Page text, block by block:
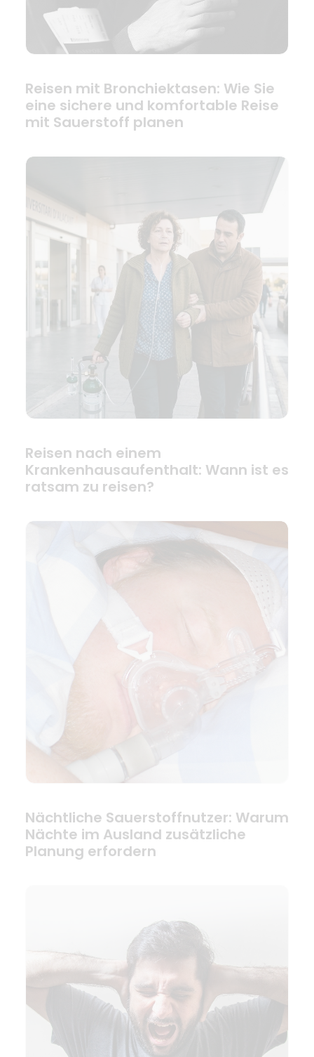
Reisen mit Bronchiektasen: Wie Sie
eine sichere und komfortable Reise
mit Sauerstoff planen
Reisen nach einem
Krankenhausaufenthalt: Wann ist es
ratsam zu reisen?
Nächtliche Sauerstoffnutzer: Warum
Nächte im Ausland zusätzliche
Planung erfordern